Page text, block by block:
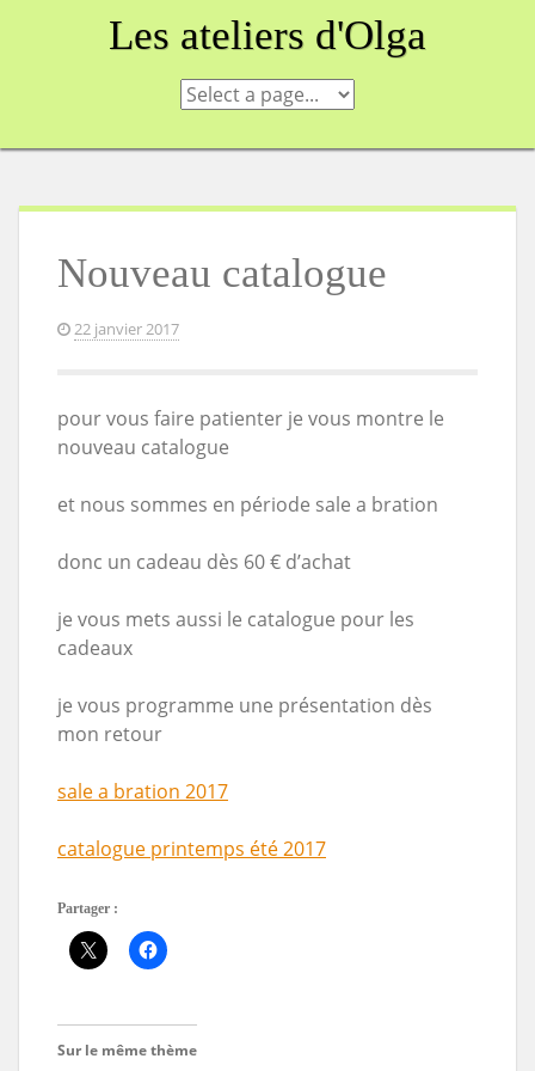
Les ateliers d'Olga
Nouveau catalogue
22 janvier 2017
pour vous faire patienter je vous montre le
nouveau catalogue
et nous sommes en période sale a bration
donc un cadeau dès 60 € d’achat
je vous mets aussi le catalogue pour les
cadeaux
je vous programme une présentation dès
mon retour
sale a bration 2017
catalogue printemps été 2017
Partager :
Sur le même thème